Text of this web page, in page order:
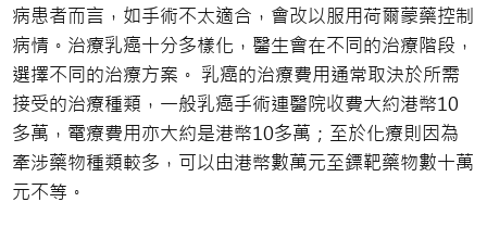
病患者而言，如手術不太適合，會改以服用荷爾蒙藥控制
病情。治療乳癌十分多樣化，醫生會在不同的治療階段，
選擇不同的治療方案。 乳癌的治療費用通常取決於所需
接受的治療種類，一般乳癌手術連醫院收費大約港幣10
多萬，電療費用亦大約是港幣10多萬；至於化療則因為
牽涉藥物種類較多，可以由港幣數萬元至鏢靶藥物數十萬
元不等。